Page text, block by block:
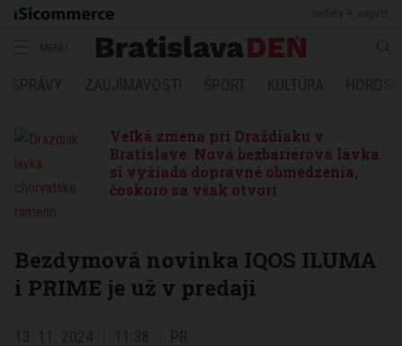
Veľká zmena pri Draždiaku v
Bratislave. Nová bezbariérová lávka
si vyžiada dopravné obmedzenia,
čoskoro sa však otvorí
Bezdymová novinka IQOS ILUMA
i PRIME je už v predaji
PR